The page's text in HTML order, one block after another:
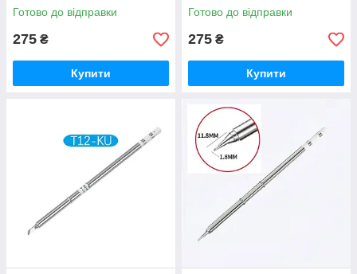
Готово до відправки
275 ₴
Купити
Готово до відправки
275 ₴
Купити